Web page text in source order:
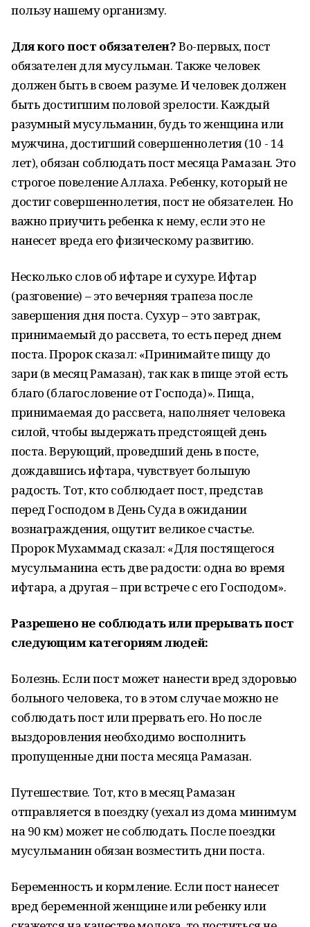
пользу нашему организму.
Для кого пост обязателен?Во-первых, пост
обязателен для мусульман. Также человек
должен быть в своем разуме. И человек должен
быть достигшим половой зрелости. Каждый
разумный мусульманин, будь то женщина или
мужчина, достигший совершеннолетия (10 - 14
лет), обязан соблюдать пост месяца Рамазан. Это
строгое повеление Аллаха. Ребенку, который не
достиг совершеннолетия, пост не обязателен. Но
важно приучить ребенка к нему, если это не
нанесет вреда его физическому развитию.
Несколько слов об ифтаре и сухуре. Ифтар
(разговение) – это вечерняя трапеза после
завершения дня поста. Сухур – это завтрак,
принимаемый до рассвета, то есть перед днем
поста. Пророк сказал: «Принимайте пищу до
зари (в месяц Рамазан), так как в пище этой есть
благо (благословение от Господа)». Пища,
принимаемая до рассвета, наполняет человека
силой, чтобы выдержать предстоящей день
поста. Верующий, проведший день в посте,
дождавшись ифтара, чувствует большую
радость. Тот, кто соблюдает пост, представ
перед Господом в День Суда в ожидании
вознаграждения, ощутит великое счастье.
Пророк Мухаммад сказал: «Для постящегося
мусульманина есть две радости: одна во время
ифтара, а другая – при встрече с его Господом».
Разрешено не соблюдать или прерывать пост
следующим категориям людей:
Болезнь. Если пост может нанести вред здоровью
больного человека, то в этом случае можно не
соблюдать пост или прервать его. Но после
выздоровления необходимо восполнить
пропущенные дни поста месяца Рамазан.
Путешествие. Тот, кто в месяц Рамазан
отправляется в поездку (уехал из дома минимум
на 90 км) может не соблюдать. После поездки
мусульманин обязан возместить дни поста.
Беременность и кормление. Если пост нанесет
вред беременной женщине или ребенку или